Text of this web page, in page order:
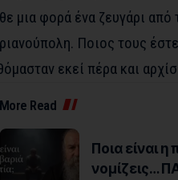
μια φορά ένα ζευγάρι από
Ποιος τους
εκεί πέρα και
More Read
Ποια είναι η
νομίζεις…